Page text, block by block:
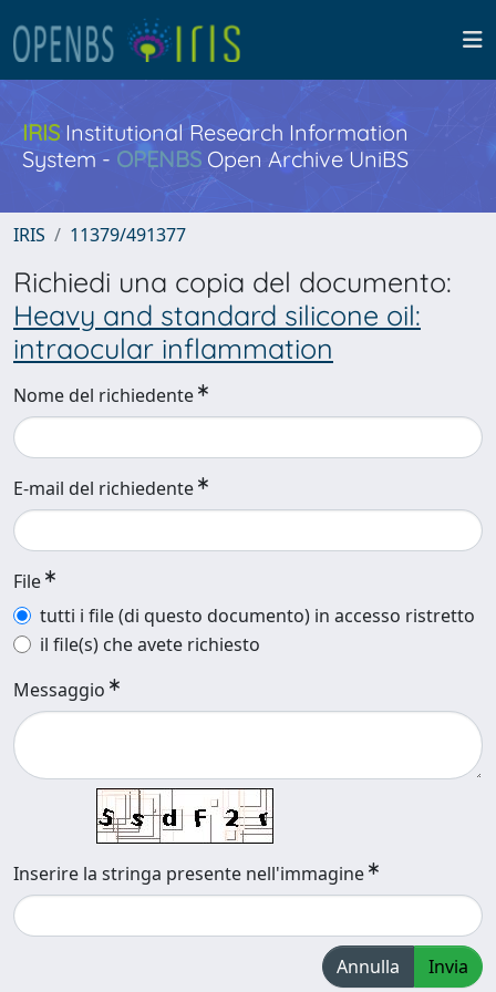
IRISInstitutional Research Information
System - OPENBS Open Archive UniBS
IRIS 11379/491377
Richiedi una copia del documento:
Heavy and standard silicone oil:
intraocular inflammation
Nome del richiedente
E-mail del richiedente
File
tutti i file (di questo documento) in accesso ristretto
il file(s) che avete richiesto
Messaggio
Inserire la stringa presente nell'immagine
Annulla Invia